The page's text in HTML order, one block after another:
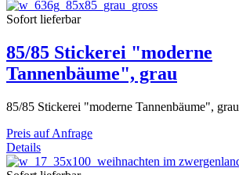
Sofort lieferbar
85/85 Stickerei "moderne
Tannenbäume", grau
85/85 Stickerei "moderne Tannenbäume", grau
Preis auf Anfrage
Details